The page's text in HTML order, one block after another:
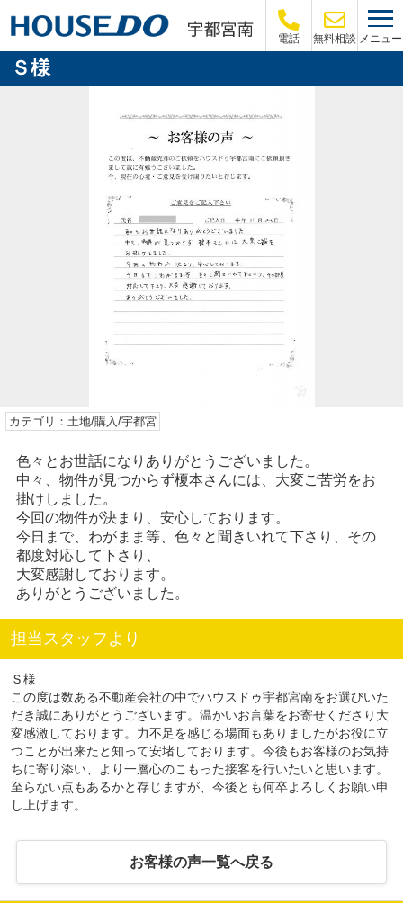
電話 無料相談 メニュー
Ｓ様
カテゴリ：土地/購入/宇都宮
色々とお世話になりありがとうございました。
中々、物件が見つからず榎本さんには、大変ご苦労をお
掛けしました。
今回の物件が決まり、安心しております。
今日まで、わがまま等、色々と聞きいれて下さり、その
都度対応して下さり、
大変感謝しております。
ありがとうございました。
担当スタッフより
Ｓ様
この度は数ある不動産会社の中でハウスドゥ宇都宮南をお選びいた
だき誠にありがとうございます。温かいお言葉をお寄せくださり大
変感激しております。力不足を感じる場面もありましたがお役に立
つことが出来たと知って安堵しております。今後もお客様のお気持
ちに寄り添い、より一層心のこもった接客を行いたいと思います。
至らない点もあるかと存じますが、今後とも何卒よろしくお願い申
し上げます。
お客様の声一覧へ戻る